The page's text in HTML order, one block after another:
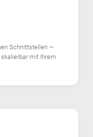
Schnittstellen —
mit Ihrem